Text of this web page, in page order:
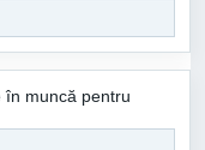
în muncă pentru